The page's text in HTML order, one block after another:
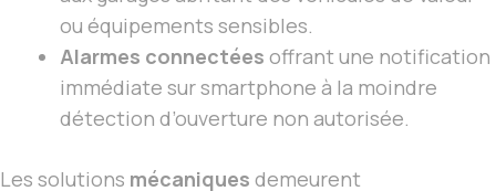
ou équipements sensibles.
Alarmes connectées offrant une notification
immédiate sur smartphone à la moindre
détection d’ouverture non autorisée.
Les solutions mécaniques demeurent